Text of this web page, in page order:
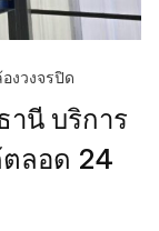
งวงจรปิด
านี บริการ
ตลอด 24